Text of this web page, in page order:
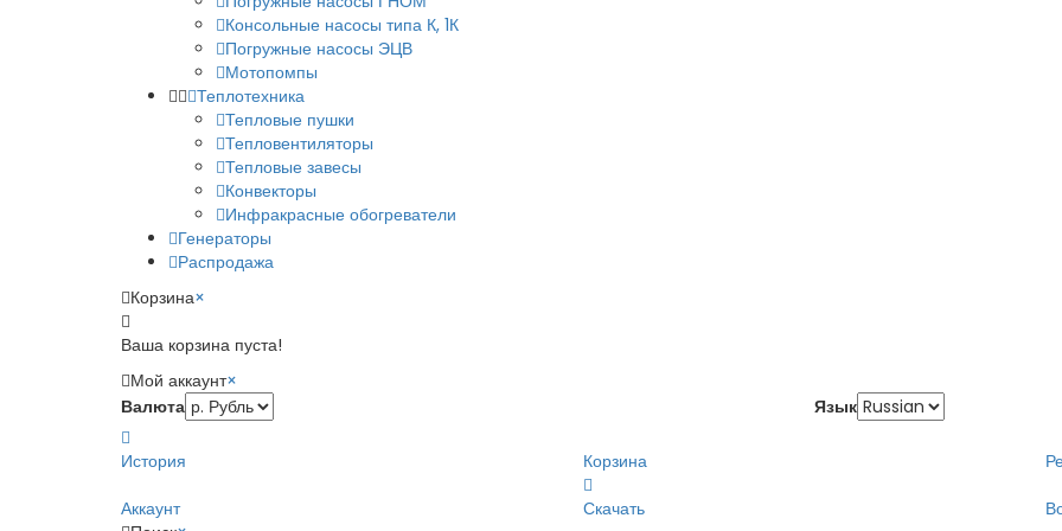
Консольные насосы типа К, 1К
Погружные насосы ЭЦВ
Мотопомпы
Теплотехника
Тепловые пушки
Тепловентиляторы
Тепловые завесы
Конвекторы
Инфракрасные обогреватели
Генераторы
Распродажа
Корзина×
Ваша корзина пуста!
Мой аккаунт×
Валюта
Язык
История Корзина
Аккаунт
Скачать